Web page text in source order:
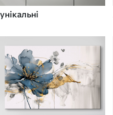
унікальні